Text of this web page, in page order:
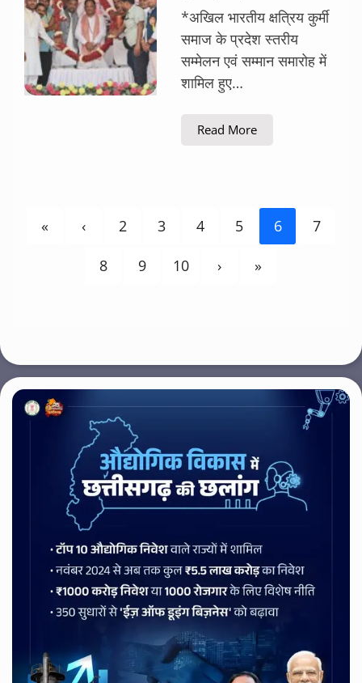
*अखिल भारतीय क्षत्रिय कुर्मी
समाज के प्रदेश स्तरीय
सम्मेलन एवं सम्मान समारोह में
शामिल हुए…
Read More
« ‹ 2 3 4 5 6 7
8 9 10 › »